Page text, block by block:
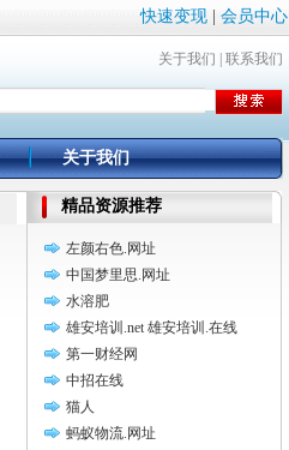
快速变现| 会员中心
关于我们 联系我们
关于我们
精品资源推荐
左颜右色.网址
中国梦里思.网址
水溶肥
雄安培训.net 雄安培训.在线
第一财经网
中招在线
猫人
蚂蚁物流.网址